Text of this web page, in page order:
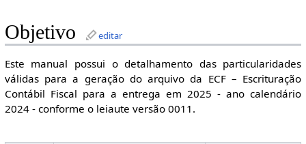
Objetivo editar
Este manual possui o detalhamento das particularidades
válidas para a geração do arquivo da ECF – Escrituração
Contábil Fiscal para a entrega em 2025 - ano calendário
2024 - conforme o leiaute versão 0011.